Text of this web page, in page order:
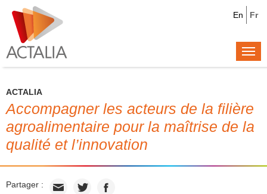
Fr
En
ACTALIA
Accompagner les acteurs de la filière
agroalimentaire pour la maîtrise de la
qualité et l’innovation
Partager :